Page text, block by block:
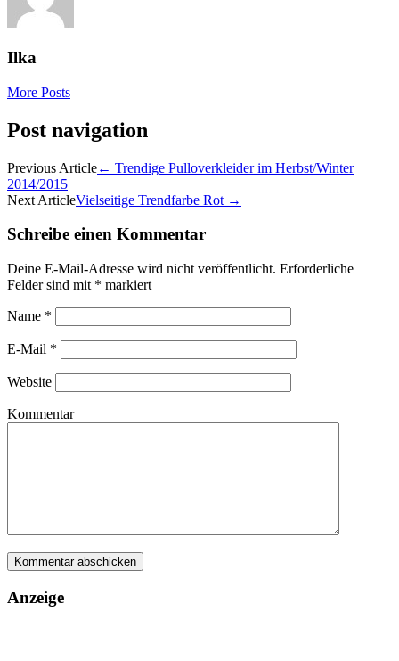
Ilka
More Posts
Post navigation
Previous Article← Trendige Pulloverkleider im Herbst/Winter
2014/2015
Next ArticleVielseitige Trendfarbe Rot →
Schreibe einen Kommentar
Deine E-Mail-Adresse wird nicht veröffentlicht. Erforderliche
Felder sind mit * markiert
Name *
E-Mail *
Website
Kommentar
Anzeige